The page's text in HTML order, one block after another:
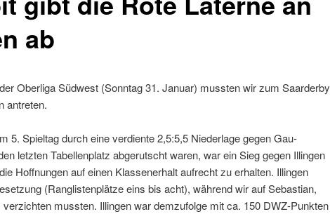
ab
Oberliga Südwest (Sonntag 31. Januar) mussten wir zum Saarderby
antreten.
5. Spieltag durch eine verdiente 2,5:5,5 Niederlage gegen Gau-
letzten Tabellenplatz abgerutscht waren, war ein Sieg gegen Illingen
Hoffnungen auf einen Klassenerhalt aufrecht zu erhalten. Illingen
(Ranglistenplätze eins bis acht), während wir auf Sebastian,
verzichten mussten. Illingen war demzufolge mit ca. 150 DWZ-Punkten